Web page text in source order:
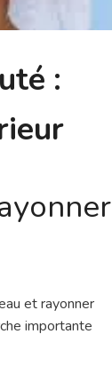
:
et rayonner
importante